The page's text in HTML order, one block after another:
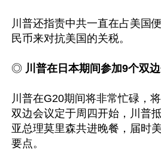
川普还指责中共一直在占美国
民币来对抗美国的关税。
◎ 川普在日本期间参加9个双
川普在G20期间将非常忙碌，
双边会议定于周四开始，川普
亚总理莫里森共进晚餐，届时
要点。